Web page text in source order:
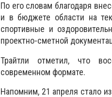
По его словам благодаря
и в бюджете области на
спортивные и
проектно-сметной
Трайтли отметил, что в
современном формате.
Напомним, 21 апреля стало